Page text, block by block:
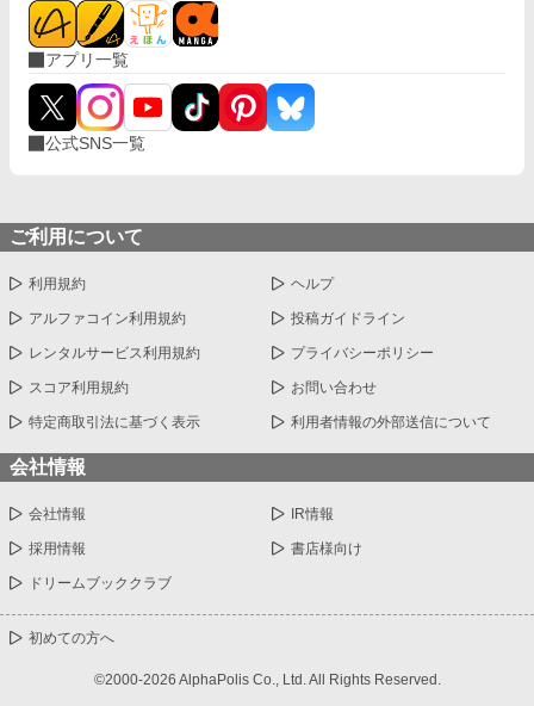
アプリ一覧
公式SNS一覧
ご利用について
利用規約 ヘルプ
アルファコイン利用規約 投稿ガイドライン
レンタルサービス利用規約 プライバシーポリシー
スコア利用規約 お問い合わせ
特定商取引法に基づく表示 利用者情報の外部送信について
会社情報
会社情報 IR情報
採用情報 書店様向け
ドリームブッククラブ
初めての方へ
©2000-2026 AlphaPolis Co., Ltd. All Rights Reserved.